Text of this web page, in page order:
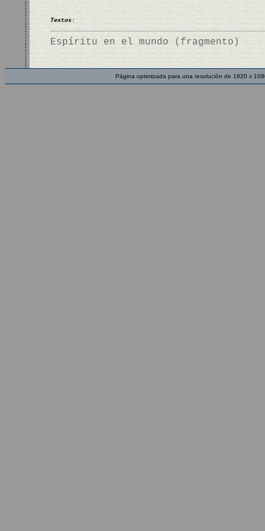
Textos:
Espíritu en el mundo (fragmento)
Página optimizada para una resolución de 1920 x